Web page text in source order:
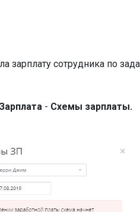
зарплату сотрудника по
Зарплата - Схемы зарплаты.